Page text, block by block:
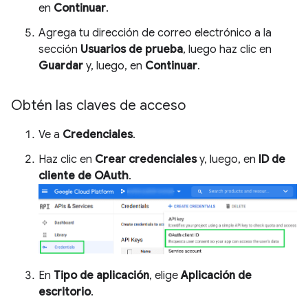
en Continuar.
Agrega tu dirección de correo electrónico a la
sección Usuarios de prueba, luego haz clic en
Guardar y, luego, en Continuar.
Obtén las claves de acceso
Ve a Credenciales.
Haz clic en Crear credencialesy, luego, en ID de
cliente de OAuth.
En Tipo de aplicación, eligeAplicación de
escritorio.